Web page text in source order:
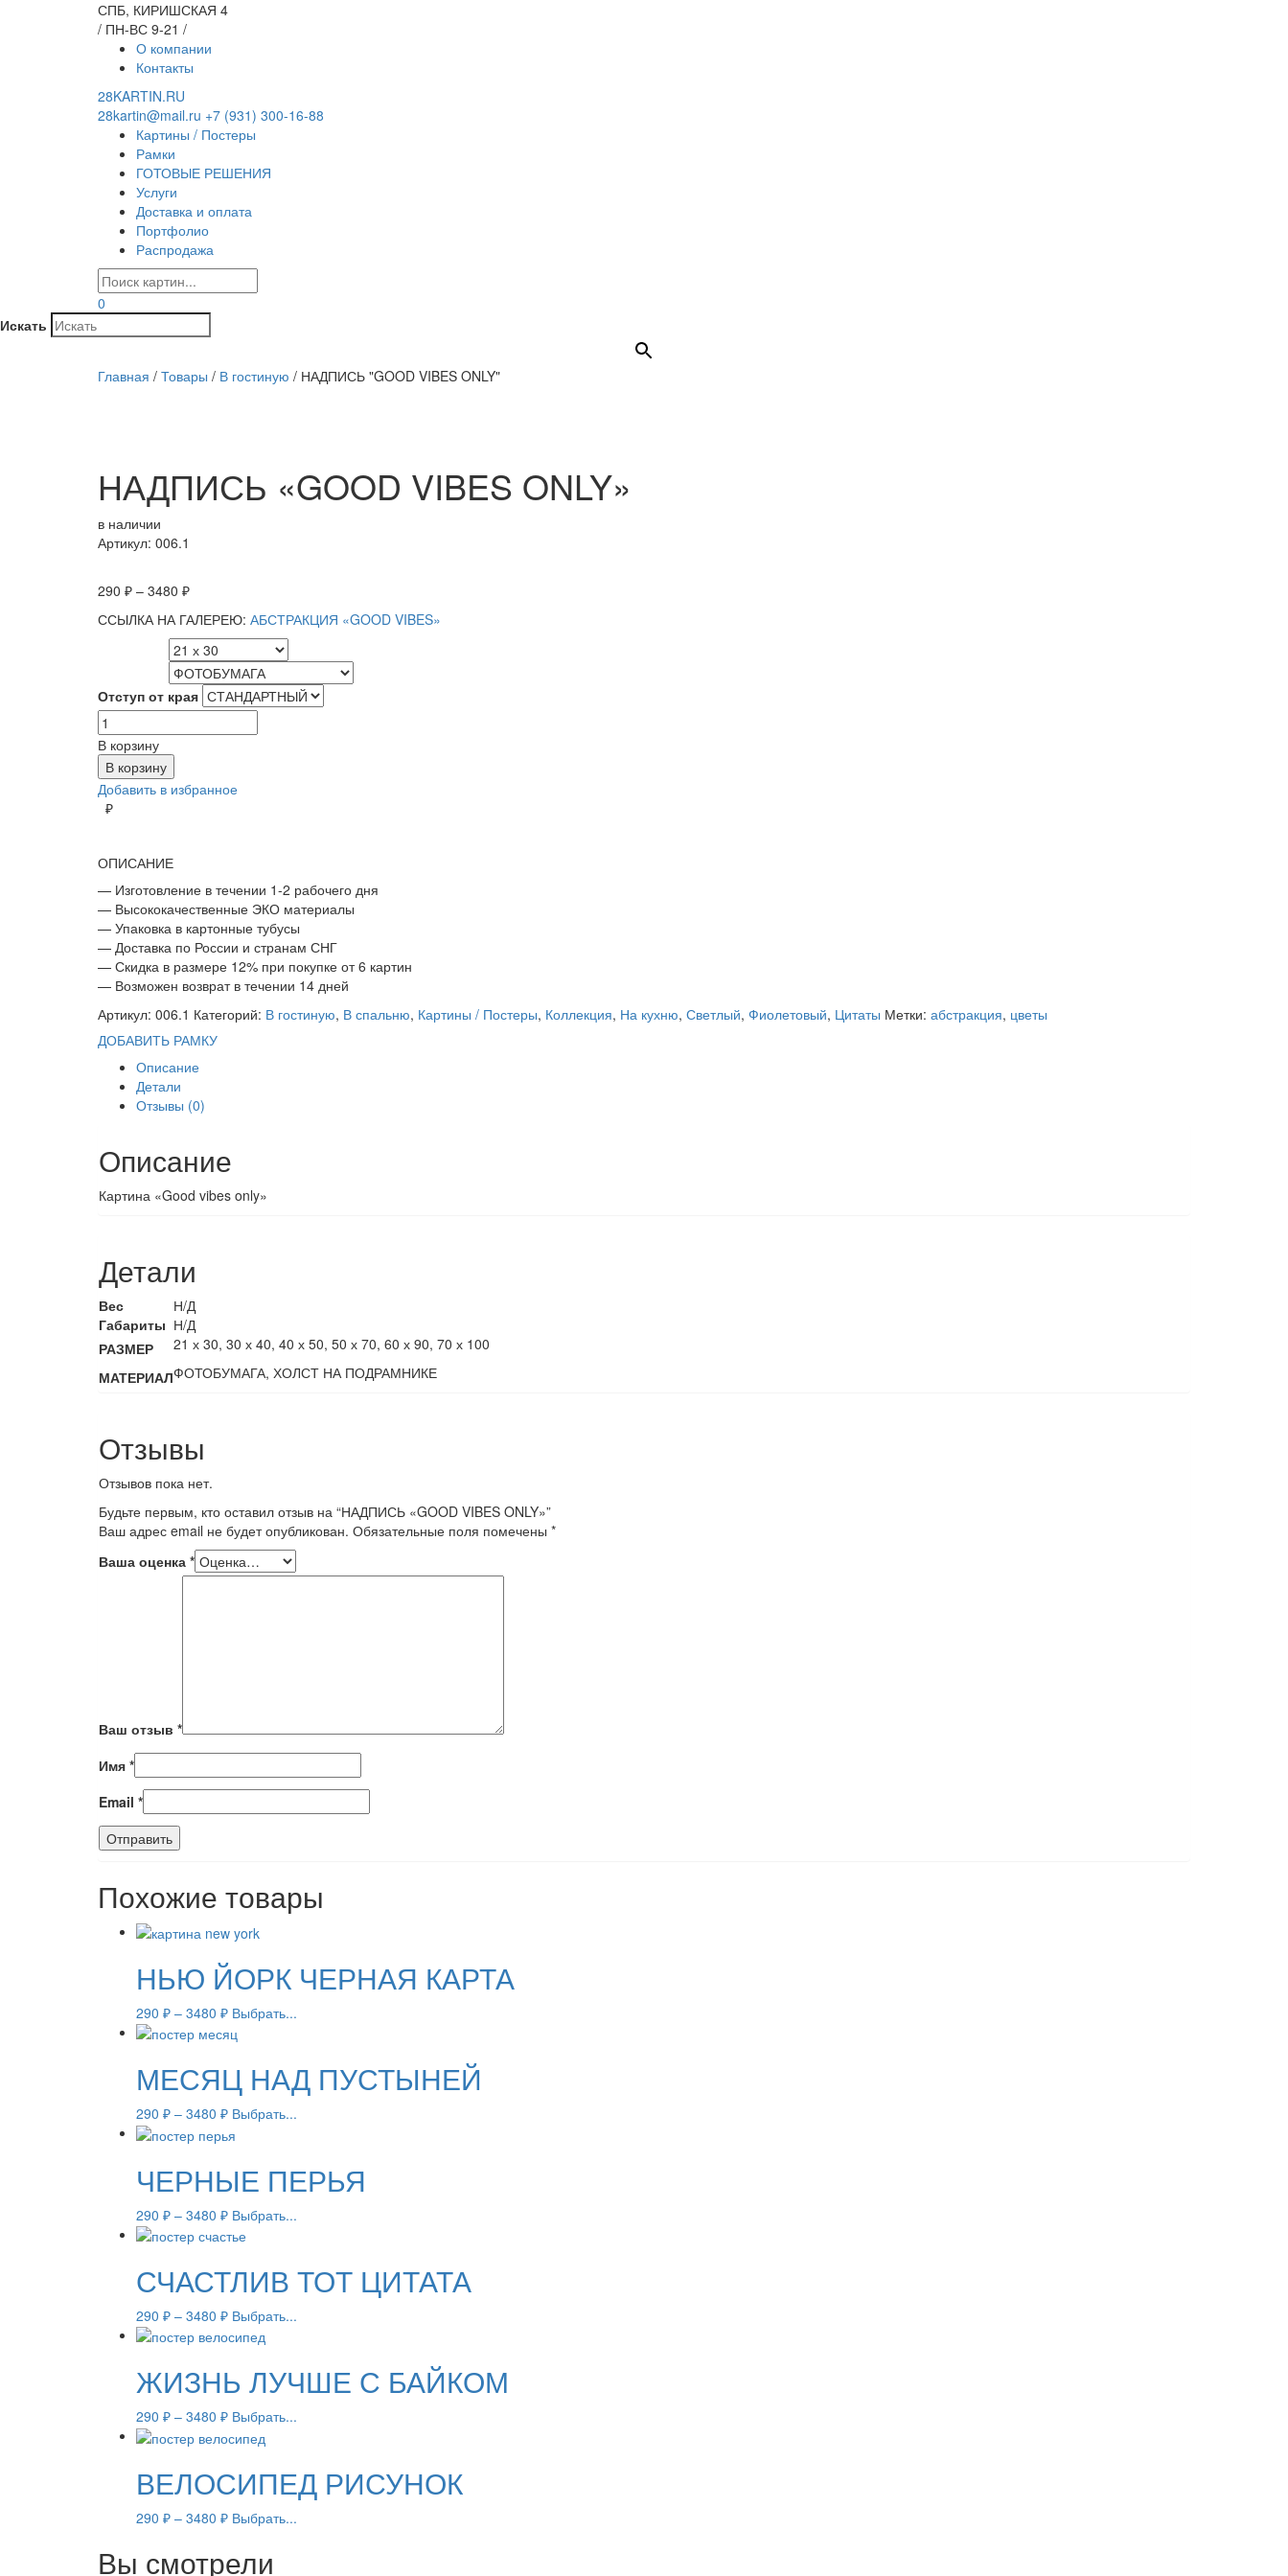
СПБ, КИРИШСКАЯ 4
/ ПН-ВС 9-21 /
О компании
Контакты
28KARTIN.RU
28kartin@mail.ru +7 (931) 300-16-88
Картины / Постеры
Рамки
ГОТОВЫЕ РЕШЕНИЯ
Услуги
Доставка и оплата
Портфолио
Распродажа
0
Искать
Главная / Товары / В гостиную / НАДПИСЬ "GOOD VIBES ONLY"
НАДПИСЬ «GOOD VIBES ONLY»
в наличии
Артикул: 006.1
290 ₽ – 3480 ₽
ССЫЛКА НА ГАЛЕРЕЮ: АБСТРАКЦИЯ «GOOD VIBES»
Отступ от края
Количество
товара
НАДПИСЬ
"GOOD
VIBES
ONLY"
В корзину
В корзину
Добавить в избранное
₽
ОПИСАНИЕ
— Изготовление в течении 1-2 рабочего дня
— Высококачественные ЭКО материалы
— Упаковка в картонные тубусы
— Доставка по России и странам СНГ
— Скидка в размере 12% при покупке от 6 картин
— Возможен возврат в течении 14 дней
Артикул: 006.1 Категорий: В гостиную, В спальню, Картины / Постеры, Коллекция, На кухню, Светлый, Фиолетовый, Цитаты Метки: абстракция, цветы
ДОБАВИТЬ РАМКУ
Описание
Детали
Отзывы (0)
Описание
Картина «Good vibes only»
Детали
Вес
Н/Д
Габариты Н/Д
РАЗМЕР
21 х 30, 30 х 40, 40 х 50, 50 х 70, 60 х 90, 70 х 100
МАТЕРИАЛФОТОБУМАГА, ХОЛСТ НА ПОДРАМНИКЕ
Отзывы
Отзывов пока нет.
Будьте первым, кто оставил отзыв на “НАДПИСЬ «GOOD VIBES ONLY»”
Ваш адрес email не будет опубликован. Обязательные поля помечены *
Ваша оценка *
Ваш отзыв *
Имя *
Email *
Похожие товары
НЬЮ ЙОРК ЧЕРНАЯ КАРТА
290 ₽ – 3480 ₽ Выбрать...
МЕСЯЦ НАД ПУСТЫНЕЙ
290 ₽ – 3480 ₽ Выбрать...
ЧЕРНЫЕ ПЕРЬЯ
290 ₽ – 3480 ₽ Выбрать...
СЧАСТЛИВ ТОТ ЦИТАТА
290 ₽ – 3480 ₽ Выбрать...
ЖИЗНЬ ЛУЧШЕ С БАЙКОМ
290 ₽ – 3480 ₽ Выбрать...
ВЕЛОСИПЕД РИСУНОК
290 ₽ – 3480 ₽ Выбрать...
Вы смотрели